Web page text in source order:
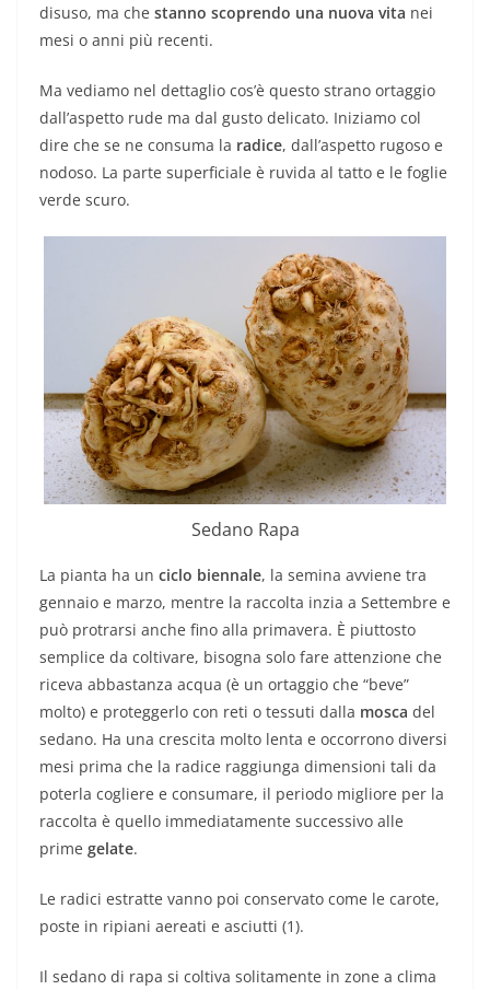
disuso, ma che stanno scoprendo una nuova vita nei
mesi o anni più recenti.
Ma vediamo nel dettaglio cos’è questo strano ortaggio
dall’aspetto rude ma dal gusto delicato. Iniziamo col
dire che se ne consuma la radice, dall’aspetto rugoso e
nodoso. La parte superficiale è ruvida al tatto e le foglie
verde scuro.
Sedano Rapa
La pianta ha un ciclo biennale, la semina avviene tra
gennaio e marzo, mentre la raccolta inzia a Settembre e
può protrarsi anche fino alla primavera. È piuttosto
semplice da coltivare, bisogna solo fare attenzione che
riceva abbastanza acqua (è un ortaggio che “beve”
molto) e proteggerlo con reti o tessuti dalla mosca del
sedano. Ha una crescita molto lenta e occorrono diversi
mesi prima che la radice raggiunga dimensioni tali da
poterla cogliere e consumare, il periodo migliore per la
raccolta è quello immediatamente successivo alle
prime gelate.
Le radici estratte vanno poi conservato come le carote,
poste in ripiani aereati e asciutti (1).
Il sedano di rapa si coltiva solitamente in zone a clima